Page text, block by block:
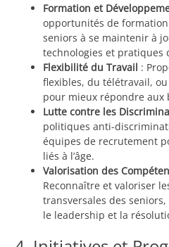
Formation et
opportunités de
seniors à se maintenir à
technologies et pratiques
Flexibilité du Travail :
flexibles, du télétravail,
pour mieux répondre aux
Lutte contre les
politiques anti-
équipes de recrutement
liés à l’âge.
Valorisation des
Reconnaître et valoriser
transversales des
le leadership et la